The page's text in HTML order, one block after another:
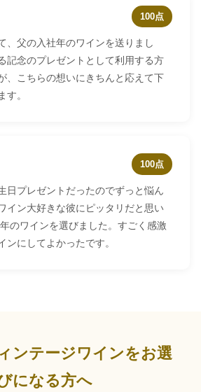
100点
、父の入社年のワインを送りまし
記念のプレゼントとして利用する方
、こちらの想いにきちんと応えて下
す。
100点
日プレゼントだったのでずっと悩ん
イン大好きな彼にピッタリだと思い
のワインを選びました。すごく感激
ンにしてよかったです。
ンテージワインをお選
になる方へ